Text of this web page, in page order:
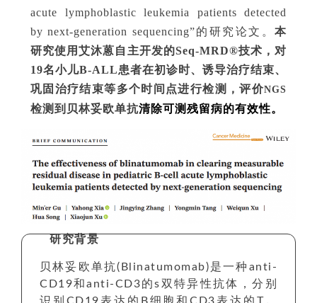
acute lymphoblastic leukemia patients detected
by next-generation sequencing”的研究论文。 本
研究使用艾沐蒽自主开发的Seq-MRD®技术，对
19名小儿B-ALL患者在初诊时、诱导治疗结束、
巩固治疗结束等多个时间点进行检测，评价NGS
检测到 贝林妥欧单抗清除可测残留病的有效性。
研究背景
贝林妥欧单抗(Blinatumomab)是一种anti-
CD19和anti-CD3的s双特异性抗体，分别